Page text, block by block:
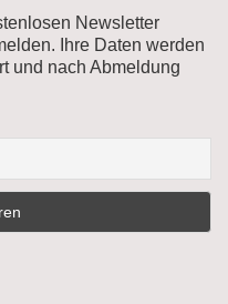
Newsletter
Ihre Daten werden
und nach Abmeldung